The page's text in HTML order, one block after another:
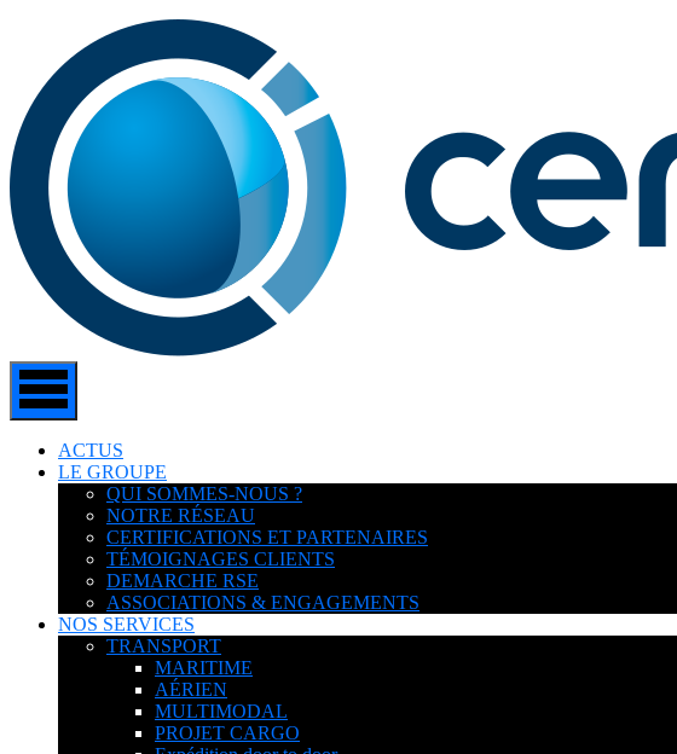
ACTUS
LE GROUPE
QUI SOMMES-NOUS ?
NOTRE RÉSEAU
CERTIFICATIONS ET PARTENAIRES
TÉMOIGNAGES CLIENTS
DEMARCHE RSE
ASSOCIATIONS & ENGAGEMENTS
NOS SERVICES
TRANSPORT
MARITIME
AÉRIEN
MULTIMODAL
PROJET CARGO